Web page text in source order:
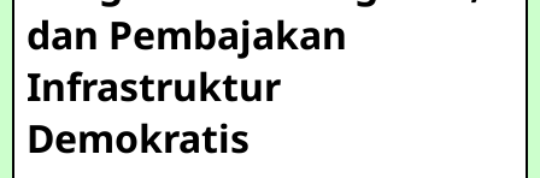
dan Pembajakan
Infrastruktur
Demokratis